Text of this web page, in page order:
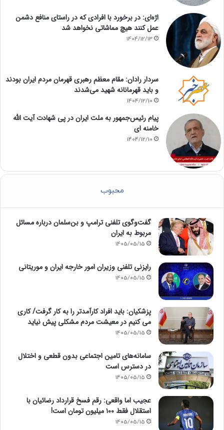
اژه‌ای: در برخورد با افرادی که در راستای منافع دشمن
عمل کنند هیچ مماشاتی نخواهد شد
1404/12/13
سردار رادان: مقام معظم رهبری قهرمان مردم ایران بودند
و باید قهرمانانه شهید می‌شدند
1404/12/10
پیام رئیس‌جمهور به ملت ایران در پی شهادت آیت الله
خامنه ای
1404/12/10
محبوب
گفت‌وگوی تلفنی ترامپ و بن‌سلمان درباره مسائل
مربوط به ایران
1405/05/15
رایزنی تلفنی وزیران امور خارجه ایران و موریتانی
1405/05/15
پزشکیان: باید افراد کارآمدتر را به کار گرفت/ کاری
می کنیم در معیشت مردم مشکلی پیش نیاید
1405/05/15
سامانه‌های تامین اجتماعی بدون قطعی و اختلال
در دسترس است
1405/05/15
عجیب اما واقعی: رقم فسخ قرارداد رضائیان با
استقلال فقط ۱۰۰ میلیون تومان است!
1405/05/15